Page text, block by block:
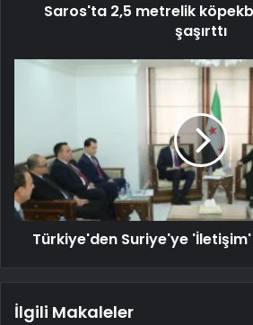
Saros'ta 2,5 metrelik
şaşırttı
Türkiye'den Suriye'ye
İlgili Makaleler